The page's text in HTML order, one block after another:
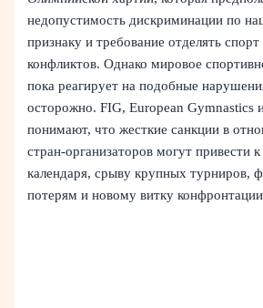
недопустимость дискриминации по
признаку и требование отделять
конфликтов. Однако мировое
пока реагирует на подобные
осторожно. FIG, European Gymnastics
понимают, что жесткие санкции в
стран-организаторов могут привести
календаря, срыву крупных турниров,
потерям и новому витку